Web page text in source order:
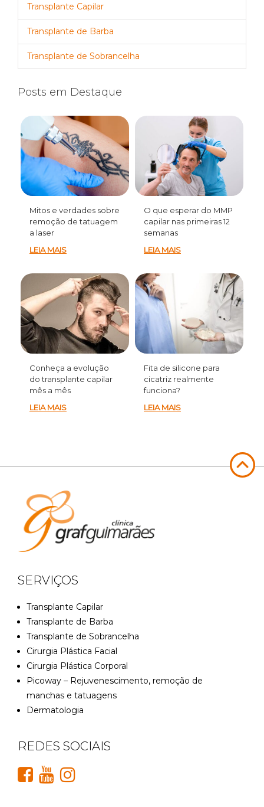
Transplante Capilar
Transplante de Barba
Transplante de Sobrancelha
Posts em Destaque
Mitos e verdades sobre
remoção de tatuagem
a laser
LEIA MAIS
O que esperar do MMP
capilar nas primeiras 12
semanas
LEIA MAIS
Conheça a evolução
do transplante capilar
mês a mês
LEIA MAIS
Fita de silicone para
cicatriz realmente
funciona?
LEIA MAIS
SERVIÇOS
Transplante Capilar
Transplante de Barba
Transplante de Sobrancelha
Cirurgia Plástica Facial
Cirurgia Plástica Corporal
Picoway – Rejuvenescimento, remoção de
manchas e tatuagens
Dermatologia
REDES SOCIAIS